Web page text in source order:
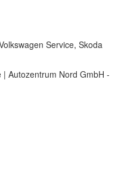
Service, Skoda
Autozentrum Nord GmbH -